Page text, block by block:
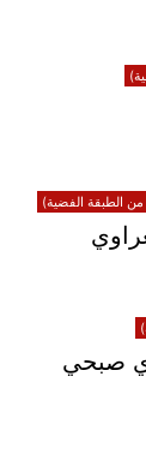
من الطبقة الفضية)
صبحي